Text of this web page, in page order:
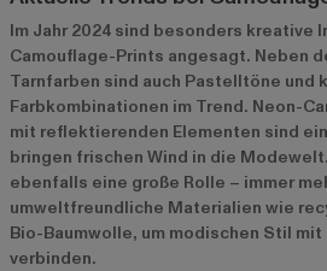
Im Jahr 2024 sind besonders kreative
Camouflage-Prints angesagt. Neben
Tarnfarben sind auch Pastelltöne und
Farbkombinationen im Trend. Neon-
mit reflektierenden Elementen sind
bringen frischen Wind in die
ebenfalls eine große Rolle – immer
umweltfreundliche Materialien wie
Bio-Baumwolle, um modischen Stil
verbinden.